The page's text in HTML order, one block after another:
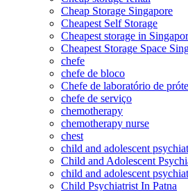
Cheap Storage Singapore
Cheapest Self Storage
Cheapest storage in
Cheapest Storage Space
chefe
chefe de bloco
Chefe de laboratório de
chefe de serviço
chemotherapy
chemotherapy nurse
chest
child and adolescent
Child and Adolescent
child and adolescent
Child Psychiatrist In Patna